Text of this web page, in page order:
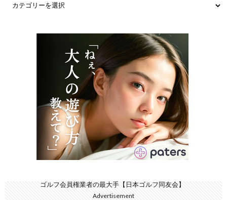
ゴルフ会員権業者の最大手【日本ゴルフ同友会】
Advertisement